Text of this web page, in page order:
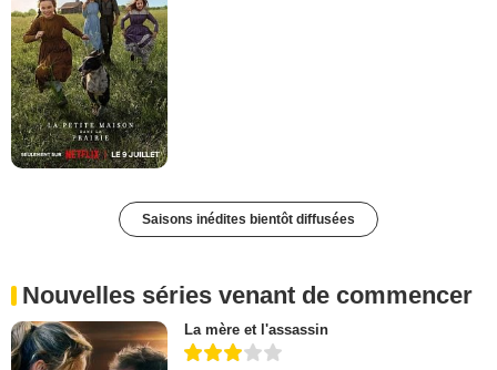
Saisons inédites bientôt diffusées
Nouvelles séries venant de commencer
La mère et l'assassin